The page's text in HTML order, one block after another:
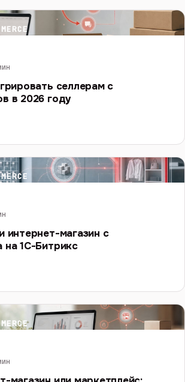
селлерам с
в 2026 году
интернет-магазин с
на 1С-Битрикс